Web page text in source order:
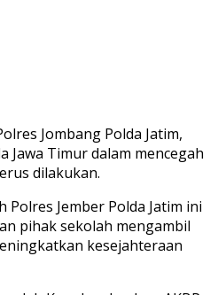
Jombang Polda Jatim,
Jawa Timur dalam mencegah
dilakukan.
Jember Polda Jatim ini
pihak sekolah mengambil
kesejahteraan